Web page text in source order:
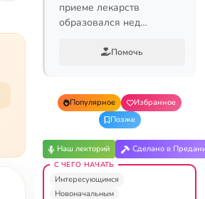
приеме лекарств
образовался нед…
Помочь
Популярное
Избранное
Позже
Наш лекторий Сделано в
С ЧЕГО НАЧАТЬ
Интересующимся
Новоначальным